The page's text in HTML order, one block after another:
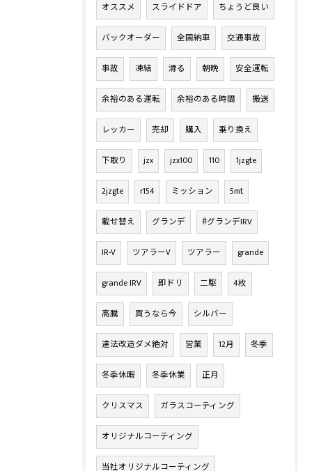
オススメ スライドドア ちょうど良い
バックオーダー 全国納車 交通事故
事故 凍結 滑る 朝晩 安全運転
余裕のある運転 余裕のある時間 搬送
レッカー 売却 購入 乗り換え
下取り jzx jzx100 110 1jzgte
2jzgte r154 ミッション 5mt
載せ替え グランデ #グランデIRV
IR-V ツアラーV ツアラー grande
grande IRV 即ドリ 二駆 4枚
高騰 買うなら今 シルバー
違法改造ダメ絶対 営業 12月 冬季
冬季休暇 冬季休業 正月
クリスマス ガラスコーティング
オリジナルコーティング
当社オリジナルコーティング